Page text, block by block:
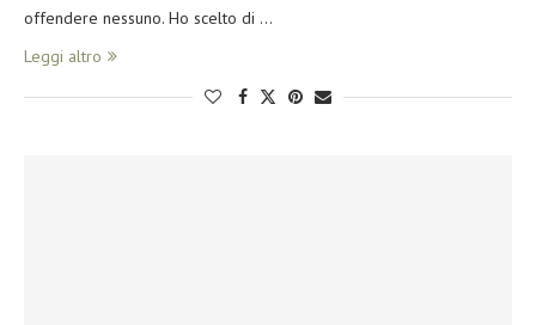
offendere nessuno. Ho scelto di …
Leggi altro